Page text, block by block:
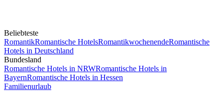
Beliebteste
RomantikRomantische HotelsRomantikwochenendeRomantische
Hotels in Deutschland
Bundesland
Romantische Hotels in NRWRomantische Hotels in
BayernRomantische Hotels in Hessen
Familienurlaub